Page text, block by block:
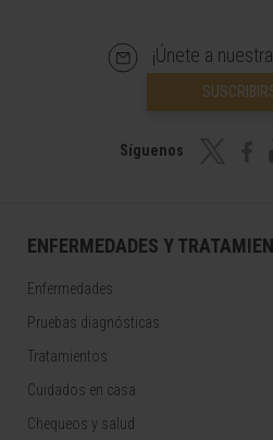
¡Únete a
Síguenos
ENFERMEDADES Y
Enfermedades
Pruebas diagnósticas
Tratamientos
Cuidados en casa
Chequeos y salud